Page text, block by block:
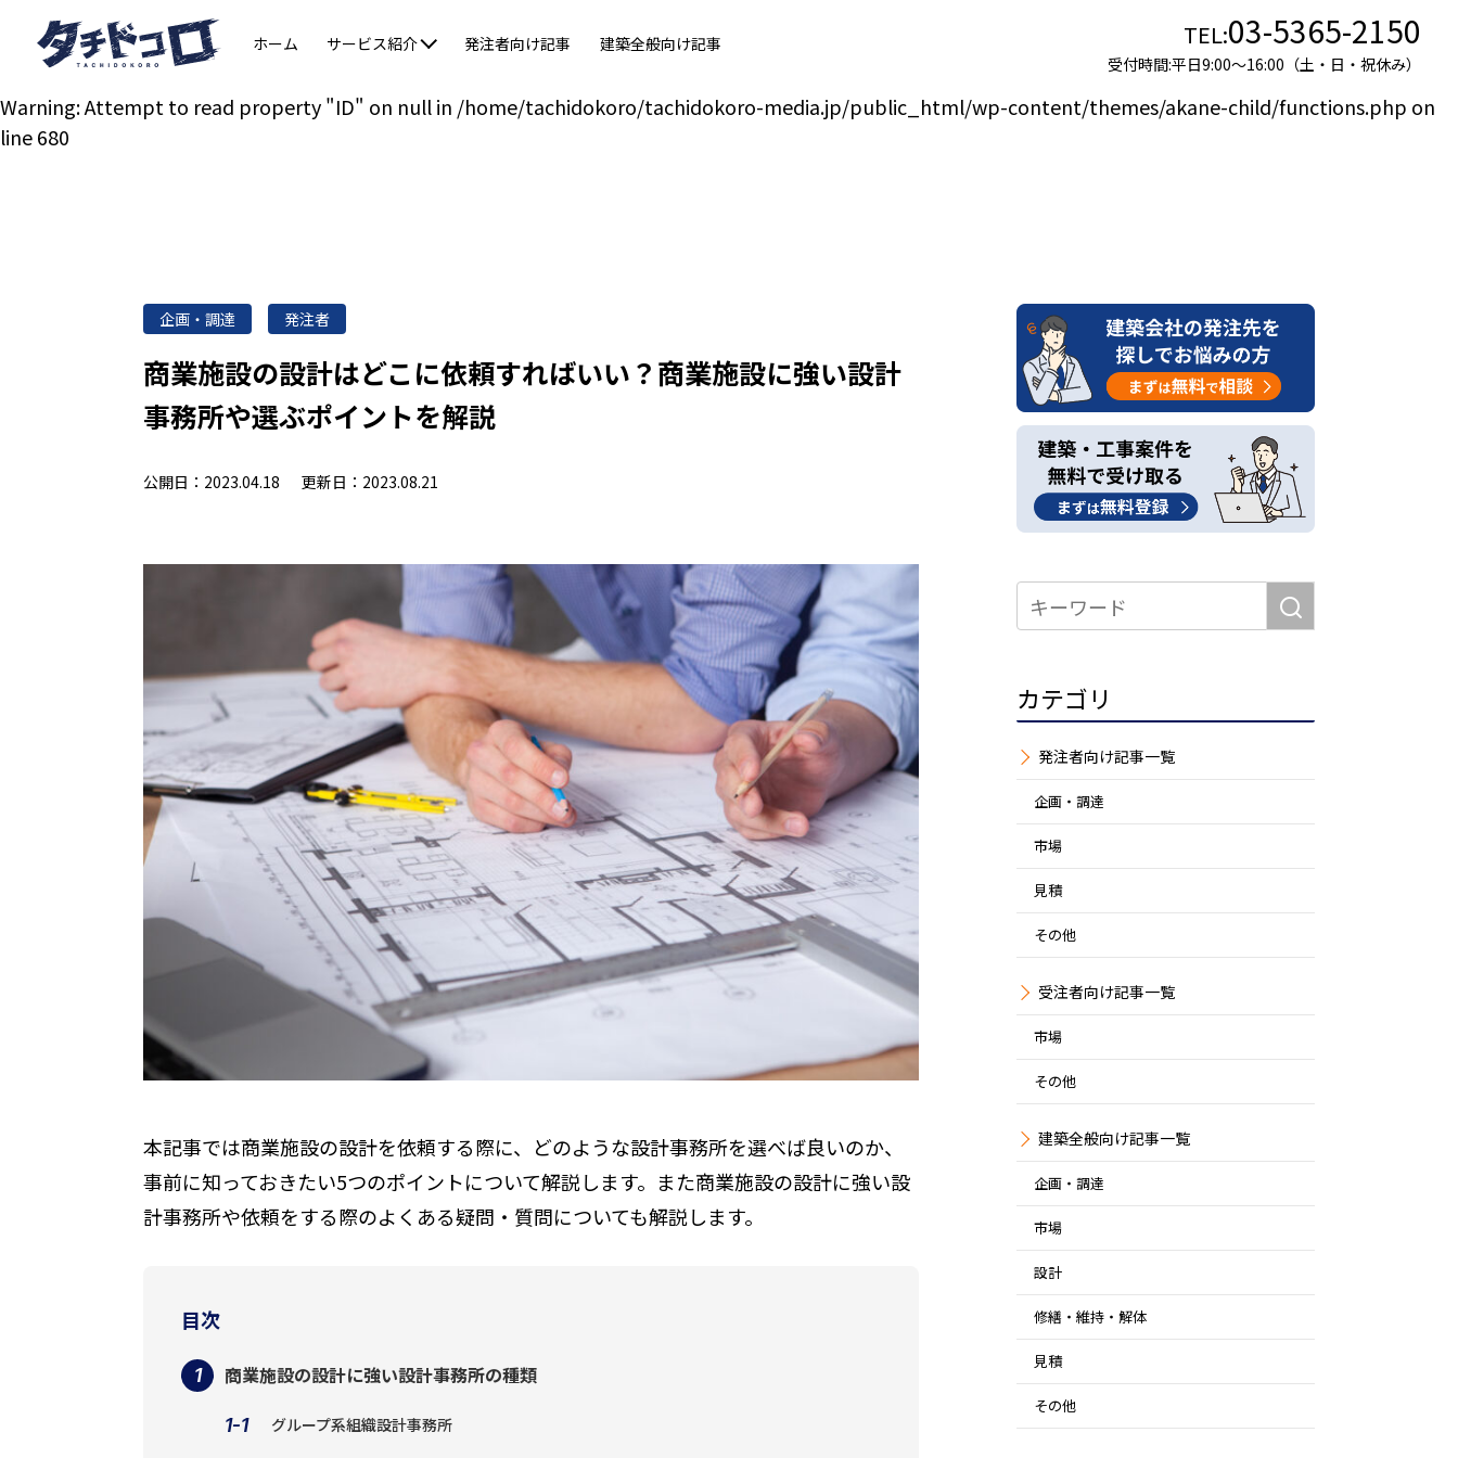
Warning: Undefined variable $post in/home/tachidokoro/tachidokoro-media.jp/public_html/wp-content/themes/akane-child/functions.phpon line680
Warning: Attempt to read property "ID" on null in /home/tachidokoro/tachidokoro-media.jp/public_html/wp-content/themes/akane-child/functions.php on
line680
ホーム
サービス紹介
発注者向け記事 建築全般向け記事 TEL:03-5365-2150
受付時間:平日9:00〜16:00（土・日・祝休み）
企画・調達 発注者
商業施設の設計はどこに依頼すればいい？商業施設に強い設計
事務所や選ぶポイントを解説
公開日：2023.04.18 更新日：2023.08.21
本記事では商業施設の設計を依頼する際に、どのような設計事務所を選べば良いのか、
事前に知っておきたい5つのポイントについて解説します。また商業施設の設計に強い設
計事務所や依頼をする際のよくある疑問・質問についても解説します。
目次
商業施設の設計に強い設計事務所の種類
グループ系組織設計事務所
カテゴリ
発注者
企画・調達
市場
見積
その他
受注者
市場
その他
建築全般
企画・調達
市場
設計
修繕・維持・解体
見積
その他